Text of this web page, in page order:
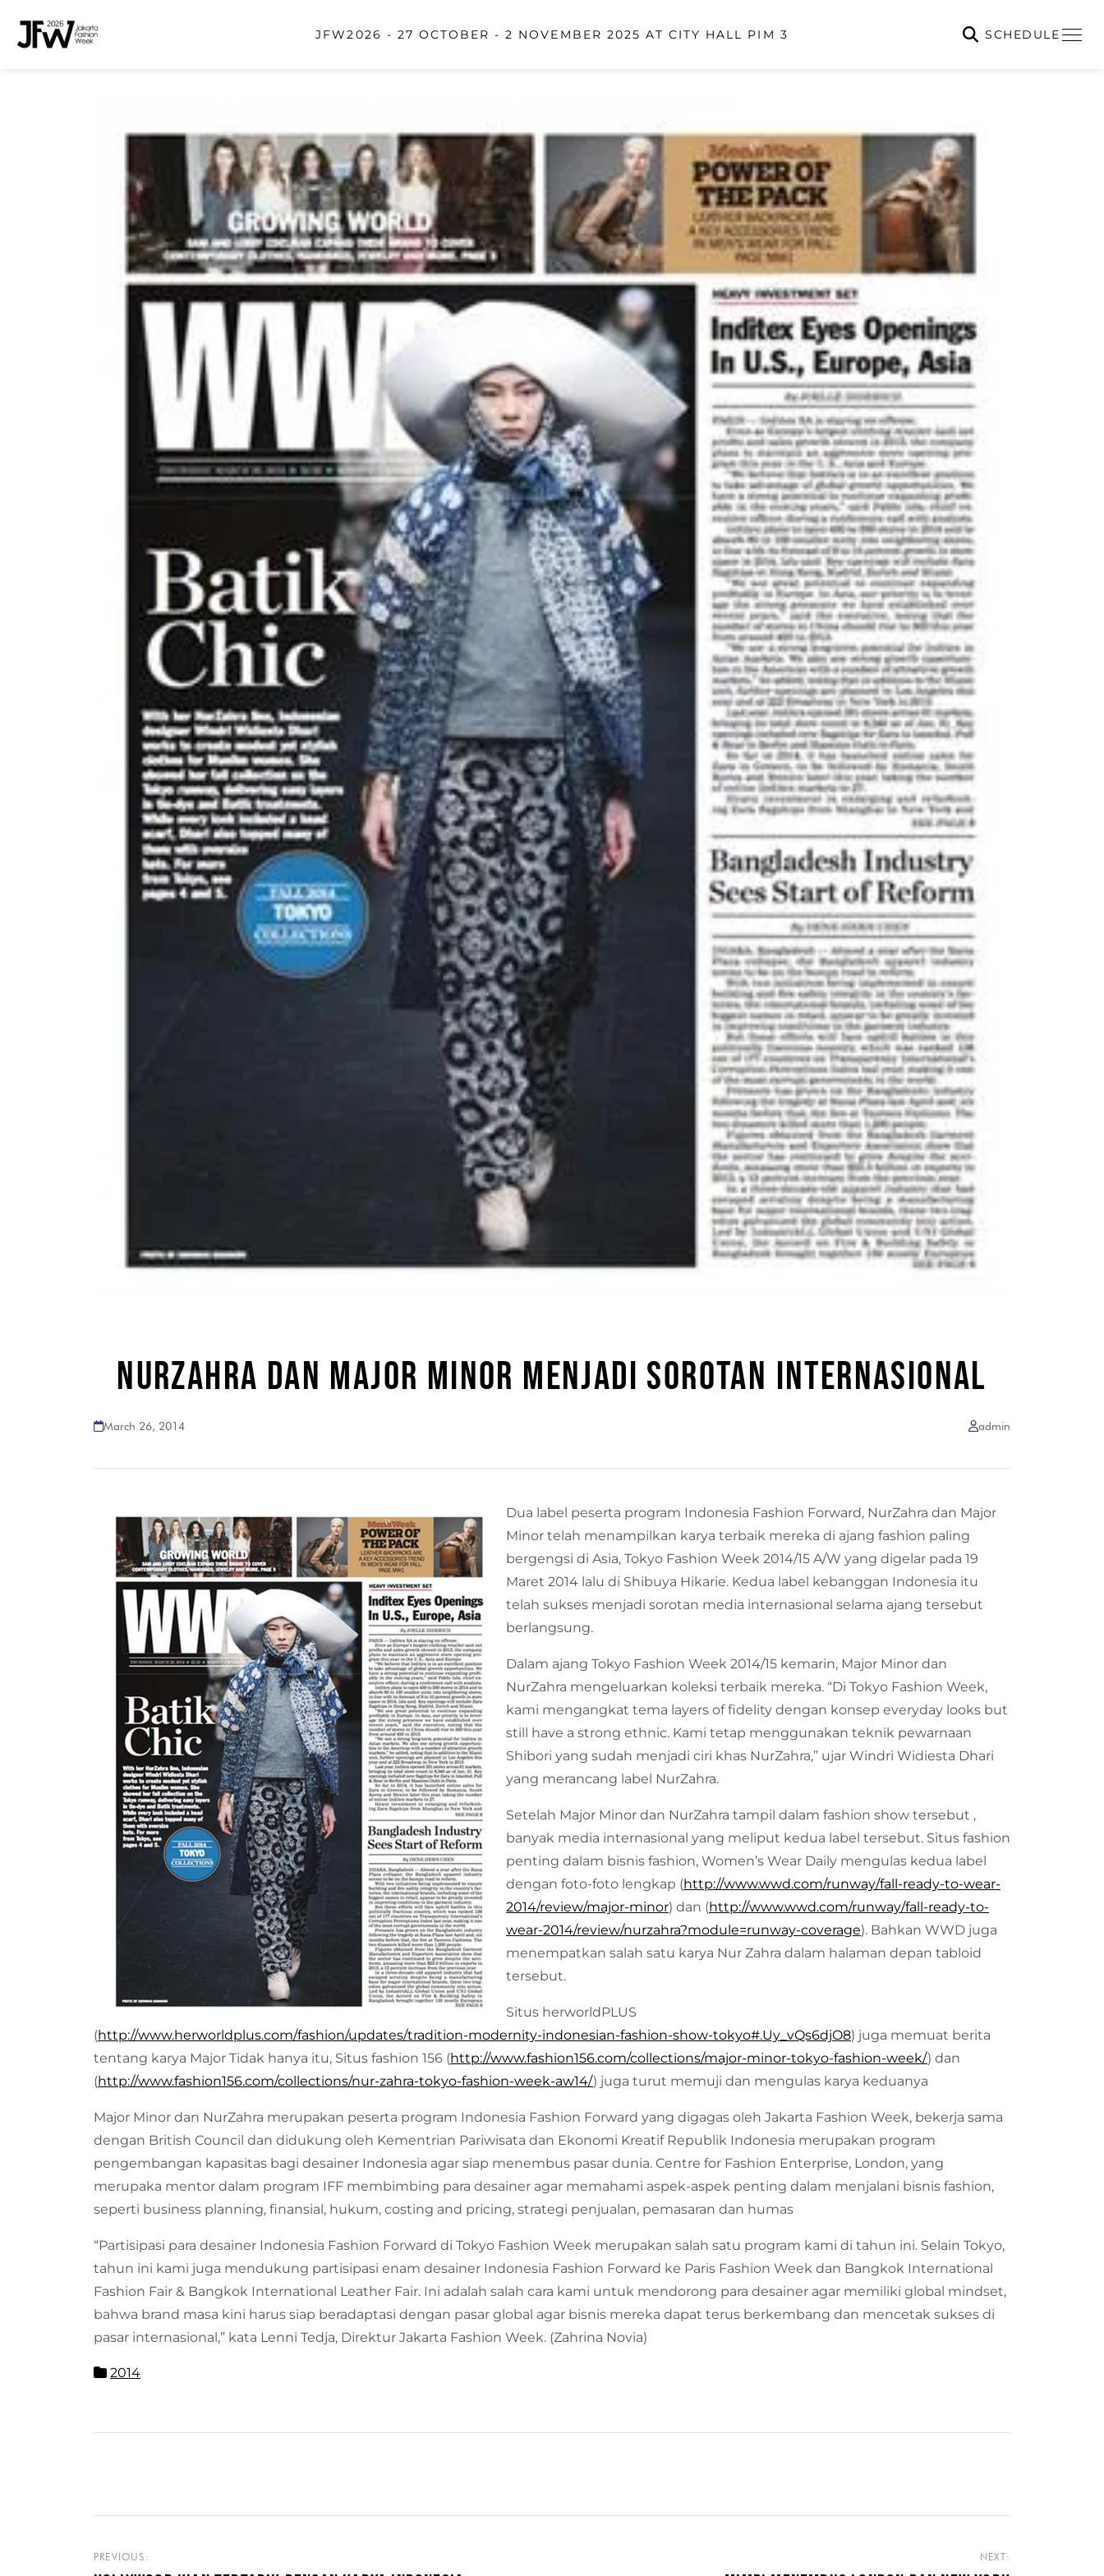
JFW2026 - 27 OCTOBER - 2 NOVEMBER 2025 AT CITY HALL PIM 3 SCHEDULE
NURZAHRA DAN MAJOR MINOR MENJADI SOROTAN INTERNASIONAL
March 26, 2014 admin
Dua label peserta program Indonesia Fashion Forward, NurZahra dan Major
Minor telah menampilkan karya terbaik mereka di ajang fashion paling
bergengsi di Asia, Tokyo Fashion Week 2014/15 A/W yang digelar pada 19
Maret 2014 lalu di Shibuya Hikarie. Kedua label kebanggan Indonesia itu
telah sukses menjadi sorotan media internasional selama ajang tersebut
berlangsung.
Dalam ajang Tokyo Fashion Week 2014/15 kemarin, Major Minor dan
NurZahra mengeluarkan koleksi terbaik mereka. “Di Tokyo Fashion Week,
kami mengangkat tema layers of fidelity dengan konsep everyday looks but
still have a strong ethnic. Kami tetap menggunakan teknik pewarnaan
Shibori yang sudah menjadi ciri khas NurZahra,” ujar Windri Widiesta Dhari
yang merancang label NurZahra.
Setelah Major Minor dan NurZahra tampil dalam fashion show tersebut ,
banyak media internasional yang meliput kedua label tersebut. Situs fashion
penting dalam bisnis fashion, Women’s Wear Daily mengulas kedua label
dengan foto-foto lengkap (http://www.wwd.com/runway/fall-ready-to-wear-
2014/review/major-minor) dan (http://www.wwd.com/runway/fall-ready-to-
wear-2014/review/nurzahra?module=runway-coverage). Bahkan WWD juga
menempatkan salah satu karya Nur Zahra dalam halaman depan tabloid
tersebut.
Situs herworldPLUS
(http://www.herworldplus.com/fashion/updates/tradition-modernity-indonesian-fashion-show-tokyo#.Uy_vQs6djO8) juga memuat berita
tentang karya Major Tidak hanya itu, Situs fashion 156 (http://www.fashion156.com/collections/major-minor-tokyo-fashion-week/) dan
(http://www.fashion156.com/collections/nur-zahra-tokyo-fashion-week-aw14/) juga turut memuji dan mengulas karya keduanya
Major Minor dan NurZahra merupakan peserta program Indonesia Fashion Forward yang digagas oleh Jakarta Fashion Week, bekerja sama
dengan British Council dan didukung oleh Kementrian Pariwisata dan Ekonomi Kreatif Republik Indonesia merupakan program
pengembangan kapasitas bagi desainer Indonesia agar siap menembus pasar dunia. Centre for Fashion Enterprise, London, yang
merupaka mentor dalam program IFF membimbing para desainer agar memahami aspek-aspek penting dalam menjalani bisnis fashion,
seperti business planning, finansial, hukum, costing and pricing, strategi penjualan, pemasaran dan humas
“Partisipasi para desainer Indonesia Fashion Forward di Tokyo Fashion Week merupakan salah satu program kami di tahun ini. Selain Tokyo,
tahun ini kami juga mendukung partisipasi enam desainer Indonesia Fashion Forward ke Paris Fashion Week dan Bangkok International
Fashion Fair & Bangkok International Leather Fair. Ini adalah salah cara kami untuk mendorong para desainer agar memiliki global mindset,
bahwa brand masa kini harus siap beradaptasi dengan pasar global agar bisnis mereka dapat terus berkembang dan mencetak sukses di
pasar internasional,” kata Lenni Tedja, Direktur Jakarta Fashion Week. (Zahrina Novia)
2014
PREVIOUS: NEXT: